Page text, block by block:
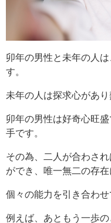
卯年の男性と未年の人
す。
未年の人は探求心があ
卯年の男性は好奇心旺
手です。
その為、二人が合わさ
ができ、唯一無二の存在
個々の能力を引き合わせ
例えば、あともう一歩